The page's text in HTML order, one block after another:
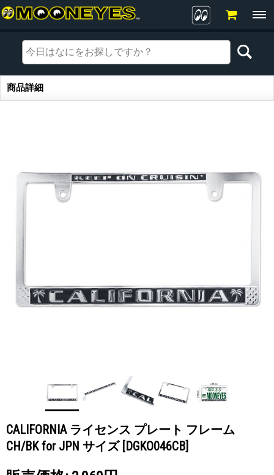
商品詳細
商品詳細
CALIFORNIA ライセンス プレート フレーム
CH/BK for JPN サイズ [DGKO046CB]